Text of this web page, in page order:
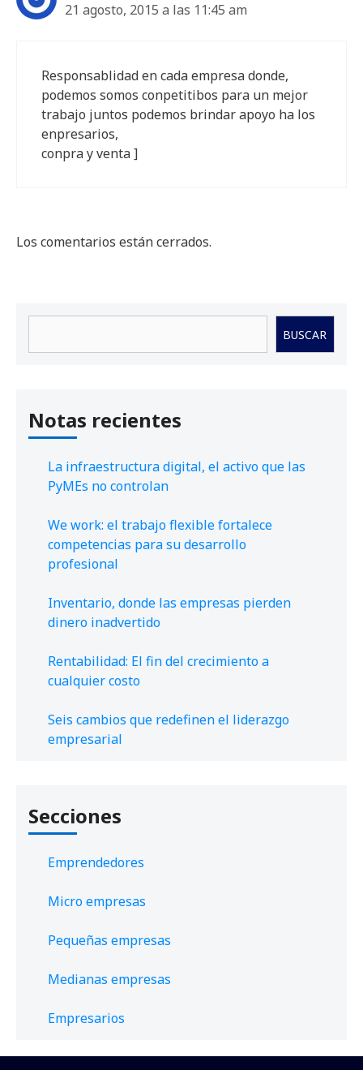
21 agosto, 2015 a las 11:45 am
Responsablidad en cada empresa donde,
podemos somos conpetitibos para un mejor
trabajo juntos podemos brindar apoyo ha los
enpresarios,
conpra y venta ]
Los comentarios están cerrados.
BUSCAR
Notas recientes
La infraestructura digital, el activo que las
PyMEs no controlan
We work: el trabajo flexible fortalece
competencias para su desarrollo
profesional
Inventario, donde las empresas pierden
dinero inadvertido
Rentabilidad: El fin del crecimiento a
cualquier costo
Seis cambios que redefinen el liderazgo
empresarial
Secciones
Emprendedores
Micro empresas
Pequeñas empresas
Medianas empresas
Empresarios